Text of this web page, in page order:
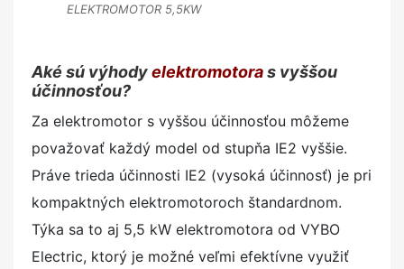
ELEKTROMOTOR 5,5KW
Aké sú výhodyelektromotoras vyššou
účinnosťou?
Za elektromotor s vyššou účinnosťou môžeme
považovať každý model od stupňa IE2 vyššie.
Práve trieda účinnosti IE2 (vysoká účinnosť) je pri
kompaktných elektromotoroch štandardnom.
Týka sa to aj 5,5 kW elektromotora od VYBO
Electric, ktorý je možné veľmi efektívne využiť